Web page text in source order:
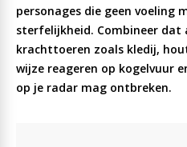
personages die geen voeling
sterfelijkheid. Combineer dat
krachttoeren zoals kledij,
wijze reageren op kogelvuur
op je radar mag ontbreken.